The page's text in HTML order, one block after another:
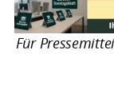
Für